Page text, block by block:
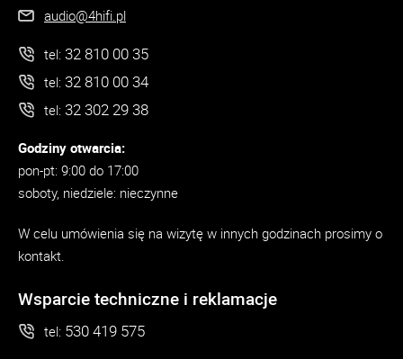
audio@4hifi.pl
tel: 32 810 00 35
tel: 32 810 00 34
tel: 32 302 29 38
Godziny otwarcia:
pon-pt: 9:00 do 17:00
soboty, niedziele: nieczynne
W celu umówienia się na wizytę w innych godzinach prosimy o
kontakt.
Wsparcie techniczne i reklamacje
tel: 530 419 575